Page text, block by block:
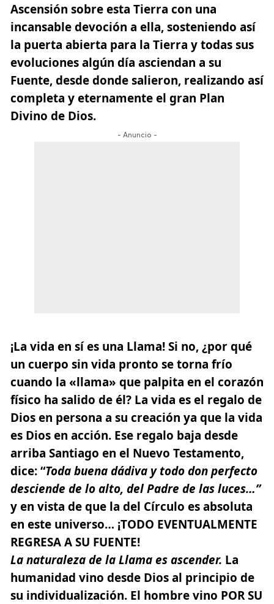
Ascensión sobre esta Tierra con una
incansable devoción a ella, sosteniendo así
la puerta abierta para la Tierra y todas sus
evoluciones algún día asciendan a su
Fuente, desde donde salieron, realizando así
completa y eternamente el gran Plan
Divino de Dios.
- Anuncio -
¡La vida en sí es una Llama! Si no, ¿por qué
un cuerpo sin vida pronto se torna frío
cuando la «llama» que palpita en el corazón
físico ha salido de él? La vida es el regalo de
Dios en persona a su creación ya que la vida
es Dios en acción. Ese regalo baja desde
arriba Santiago en el Nuevo Testamento,
dice: “Toda buena dádiva y todo don perfecto
desciende de lo alto, del Padre de las luces…”
y en vista de que la del Círculo es absoluta
en este universo… ¡TODO EVENTUALMENTE
REGRESA A SU FUENTE!
La naturaleza de la Llama es ascender. La
humanidad vino desde Dios al principio de
su individualización. El hombre vino POR SU